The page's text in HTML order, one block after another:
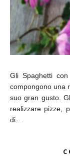
Gli Spaghetti
compongono una
suo gran gusto.
realizzare pizze,
di...